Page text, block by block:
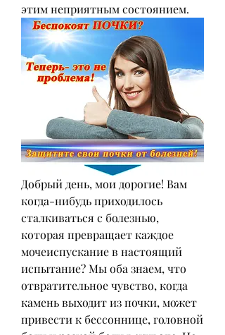
этим неприятным состоянием.
Добрый день, мои дорогие! Вам
когда-нибудь приходилось
сталкиваться с болезнью,
которая превращает каждое
мочеиспускание в настоящий
испытание? Мы оба знаем, что
отвратительное чувство, когда
камень выходит из почки, может
привести к бессоннице, головной